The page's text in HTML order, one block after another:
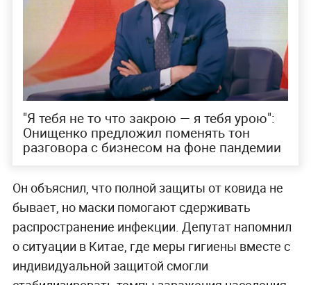
"Я тебя не то что закрою — я тебя урою":
Онищенко предложил поменять тон
разговора с бизнесом на фоне пандемии
Он объяснил, что полной защиты от ковида не
бывает, но маски помогают сдерживать
распространение инфекции. Депутат напомнил
о ситуации в Китае, где меры гигиены вместе с
индивидуальной защитой смогли